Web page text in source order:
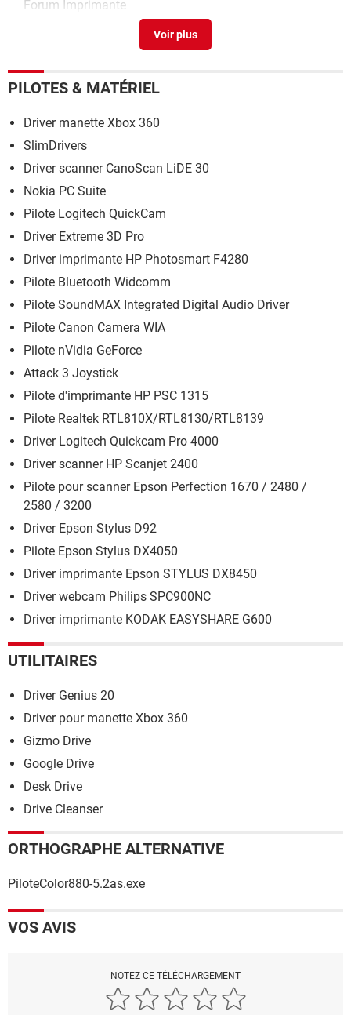
Forum Imprimante
> Télécharger - Pilotes & Matériel
Téléchargement pilote imprimante epson stylus sx218
[résolu] >
PILOTES & MATÉRIEL
Driver manette Xbox 360
SlimDrivers
Driver scanner CanoScan LiDE 30
Nokia PC Suite
Pilote Logitech QuickCam
Driver Extreme 3D Pro
Driver imprimante HP Photosmart F4280
Pilote Bluetooth Widcomm
Pilote SoundMAX Integrated Digital Audio Driver
Pilote Canon Camera WIA
Pilote nVidia GeForce
Attack 3 Joystick
Pilote d'imprimante HP PSC 1315
Pilote Realtek RTL810X/RTL8130/RTL8139
Driver Logitech Quickcam Pro 4000
Driver scanner HP Scanjet 2400
Pilote pour scanner Epson Perfection 1670 / 2480 /
2580 / 3200
Driver Epson Stylus D92
Pilote Epson Stylus DX4050
Driver imprimante Epson STYLUS DX8450
Driver webcam Philips SPC900NC
Driver imprimante KODAK EASYSHARE G600
UTILITAIRES
Driver Genius 20
Driver pour manette Xbox 360
Gizmo Drive
Google Drive
Desk Drive
Drive Cleanser
ORTHOGRAPHE ALTERNATIVE
PiloteColor880-5.2as.exe
VOS AVIS
NOTEZ CE TÉLÉCHARGEMENT